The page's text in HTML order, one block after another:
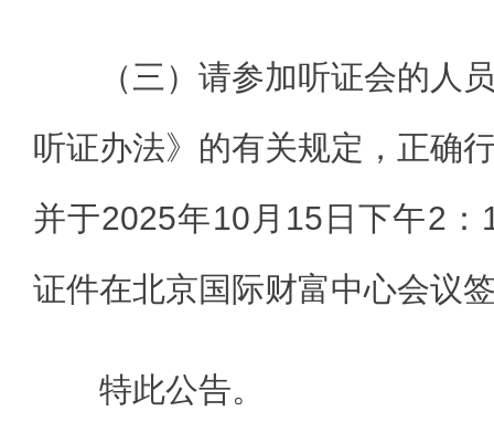
（三）请参加听证会的人
听证办法》的有关规定，正确
并于2025年10月15日下午2
证件在北京国际财富中心会议
特此公告。